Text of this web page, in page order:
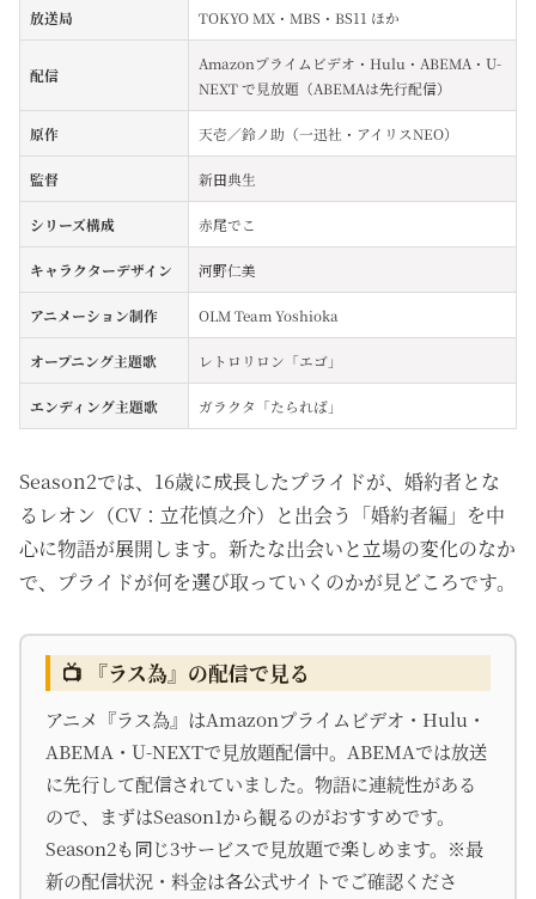
放送局 TOKYO MX・MBS・BS11 ほか
配信
Amazonプライムビデオ・Hulu・ABEMA・U-
NEXT で見放題（ABEMAは先行配信）
原作 天壱／鈴ノ助（一迅社・アイリスNEO）
監督 新田典生
シリーズ構成 赤尾でこ
キャラクターデザイン 河野仁美
アニメーション制作 OLM Team Yoshioka
オープニング主題歌 レトロリロン「エゴ」
エンディング主題歌 ガラクタ「たられば」
Season2では、16歳に成長したプライドが、婚約者とな
るレオン（CV：立花慎之介）と出会う「婚約者編」を中
心に物語が展開します。新たな出会いと立場の変化のなか
で、プライドが何を選び取っていくのかが見どころです。
📺 『ラス為』の配信で見る
アニメ『ラス為』はAmazonプライムビデオ・Hulu・
ABEMA・U-NEXTで見放題配信中。ABEMAでは放送
に先行して配信されていました。物語に連続性がある
ので、まずはSeason1から観るのがおすすめです。
Season2も同じ3サービスで見放題で楽しめます。※最
新の配信状況・料金は各公式サイトでご確認くださ